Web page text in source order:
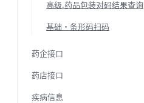
高级.药品包装对码结果查询
基础·条形码扫码
药企接口
药店接口
疾病信息